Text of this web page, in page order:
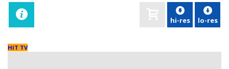
hi-res lo-res
HIT TV